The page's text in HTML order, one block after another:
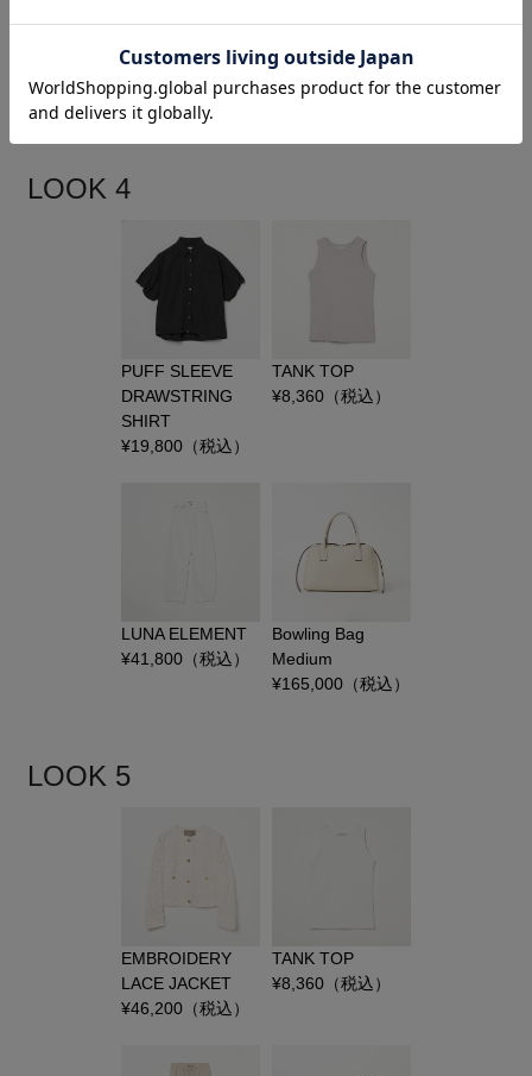
CDA DEAUVILLE
SHORT PT
¥38,500（税込）
MAC HUMBIE NC
DENIM JKT
¥75,900（税込）
LOOK 4
PUFF SLEEVE
DRAWSTRING
SHIRT
¥19,800（税込）
TANK TOP
¥8,360（税込）
LUNA ELEMENT
¥41,800（税込）
Bowling Bag
Medium
¥165,000（税込）
LOOK 5
EMBROIDERY
LACE JACKET
¥46,200（税込）
TANK TOP
¥8,360（税込）